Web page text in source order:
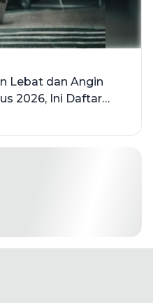
Lebat dan Angin
2026, Ini Daftar